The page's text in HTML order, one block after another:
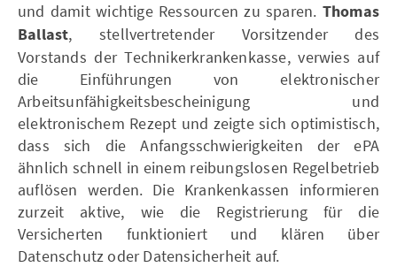
und damit wichtige Ressourcen zu sparen. Thomas
Ballast, stellvertretender Vorsitzender des
Vorstands der Technikerkrankenkasse, verwies auf
die Einführungen von elektronischer
Arbeitsunfähigkeitsbescheinigung und
elektronischem Rezept und zeigte sich optimistisch,
dass sich die Anfangsschwierigkeiten der ePA
ähnlich schnell in einem reibungslosen Regelbetrieb
auflösen werden. Die Krankenkassen informieren
zurzeit aktive, wie die Registrierung für die
Versicherten funktioniert und klären über
Datenschutz oder Datensicherheit auf.